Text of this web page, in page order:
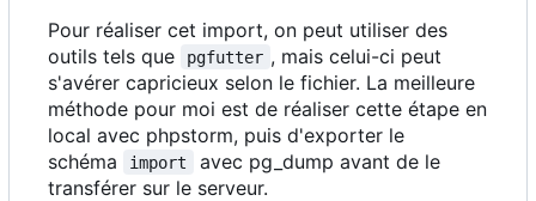
Pour réaliser cet import, on peut utiliser des
outils tels que
pgfutter , mais celui-ci peut
s'avérer capricieux selon le fichier. La meilleure
méthode pour moi est de réaliser cette étape en
local avec phpstorm, puis d'exporter le
schéma
import
avec pg_dump avant de le
transférer sur le serveur.